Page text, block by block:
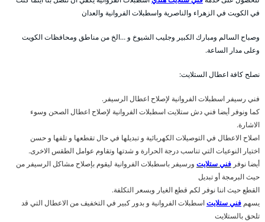
في الكويت في الزهراء والناصرية واسطبلات الفروانية والعدان
وصباح السالم ومبارك الكبير وجليب الشيوخ و …الخ من مناطق ومحافظات الكويت
وعلى مدار الساعة.
نصلح كافة اعطال الستلايت:
فني رسيفر اسطبلات الفروانية لإصلاح اعطال الرسيفر.
كما ونوفر أيضا فني دش ستلايت اسطبلات الفروانية لإصلاح اعطال الصحن وسوء
الاشارة.
اصلاح الاعطال في التوصيلات الكهربائية و تبديلها في حال تقطعها و تلفها و حسن
اختيار النوعيات التي تناسب درجة الحرارة و شدتها وتقاوم عوامل الطقس الاخرى.
أيضا نوفر فني ستلايت ورسيفر باسطبلات الفروانية ليقوم بإصلاح مشاكل الرسيفر من
حيث البرمجة أو تبديل
القطع حيث اننا نوفر لكم قطع الغيار وبسعر التكلفة.
يسهم فني ستلايتاسطبلات الفروانية و بدور كبير في التخفيف من الاعطال التي قد
تلحق بالستلايت